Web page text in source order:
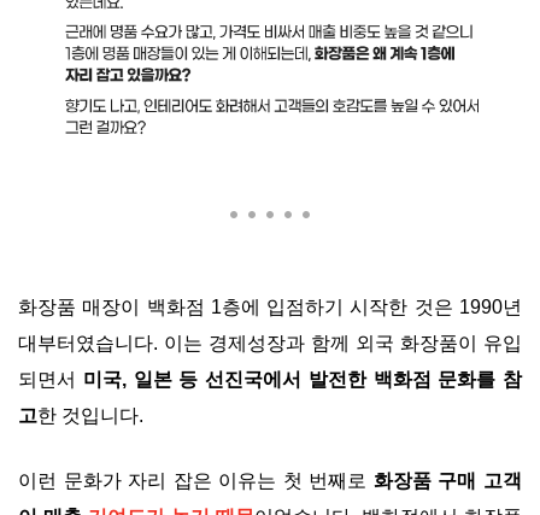
화장품 매장이 백화점 1층에 입점하기 시작한 것은 1990년
대부터였습니다. 이는 경제성장과 함께 외국 화장품이 유입
되면서 미국, 일본 등 선진국에서 발전한 백화점 문화를 참
고한 것입니다.
이런 문화가 자리 잡은 이유는 첫 번째로 화장품 구매 고객